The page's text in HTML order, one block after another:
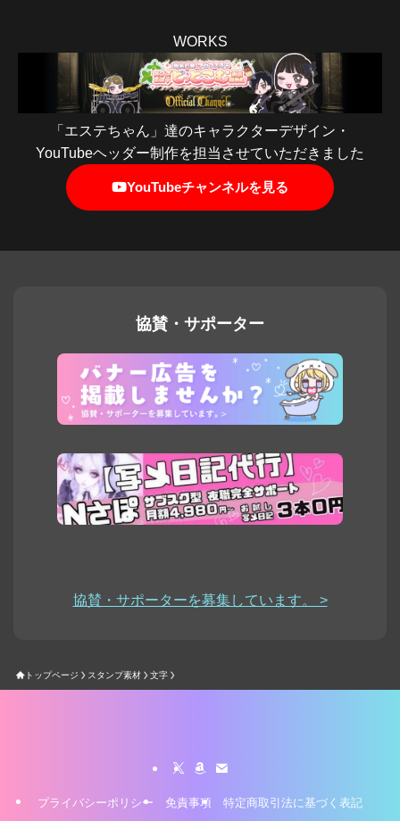
WORKS
「エステちゃん」達のキャラクターデザイン・
YouTubeヘッダー制作を担当させていただきました
YouTubeチャンネルを見る
協賛・サポーター
協賛・サポーターを募集しています。 >
トップページ スタンプ素材 文字
プライバシーポリシー 免責事項 特定商取引法に基づく表記